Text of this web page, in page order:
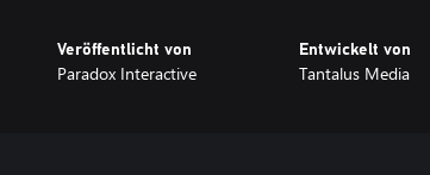
Veröffentlicht von
Paradox Interactive
Entwickelt von
Tantalus Media